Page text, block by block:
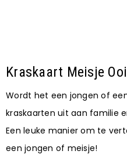
Kraskaart Meisje
Wordt het een jongen of
kraskaarten uit aan familie
Een leuke manier om te
een jongen of meisje!